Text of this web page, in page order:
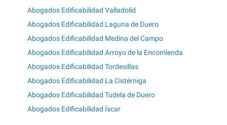
Abogados Edificabilidad Valladolid
Abogados Edificabilidad Laguna de Duero
Abogados Edificabilidad Medina del Campo
Abogados Edificabilidad Arroyo de la Encomienda
Abogados Edificabilidad Tordesillas
Abogados Edificabilidad La Cistérniga
Abogados Edificabilidad Tudela de Duero
Abogados Edificabilidad Íscar